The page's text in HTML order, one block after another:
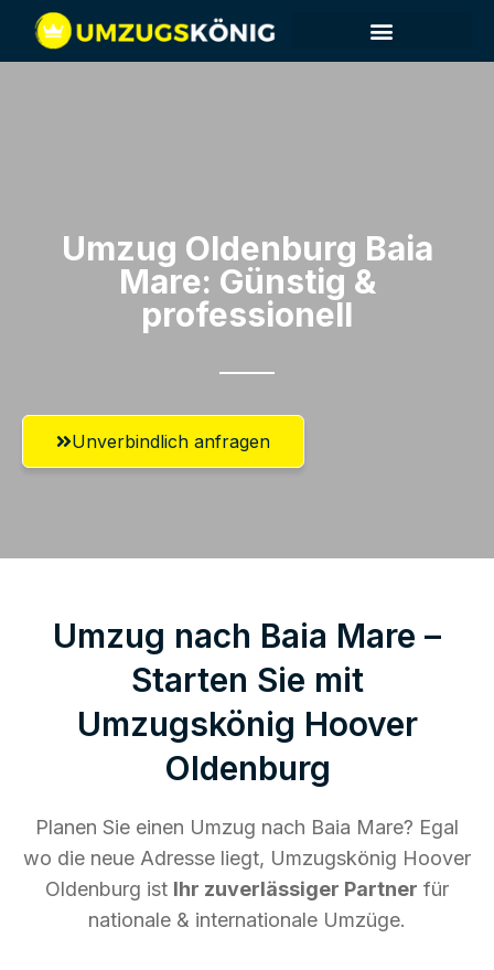
Umzug Oldenburg​ Baia
Mare: Günstig &
professionell​
Unverbindlich anfragen
Umzug nach Baia Mare –
Starten Sie mit
Umzugskönig Hoover
Oldenburg
Planen Sie einen Umzug nach Baia Mare? Egal
wo die neue Adresse liegt, Umzugskönig Hoover
Oldenburg ist Ihr zuverlässiger Partner für
nationale & internationale Umzüge.